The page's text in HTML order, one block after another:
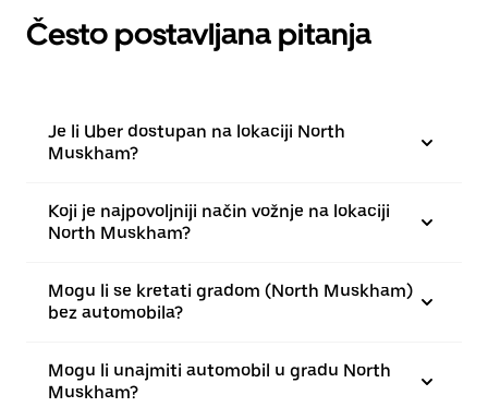
Često postavljana pitanja
Je li Uber dostupan na lokaciji North
Muskham?
Koji je najpovoljniji način vožnje na lokaciji
North Muskham?
Mogu li se kretati gradom (North Muskham)
bez automobila?
Mogu li unajmiti automobil u gradu North
Muskham?